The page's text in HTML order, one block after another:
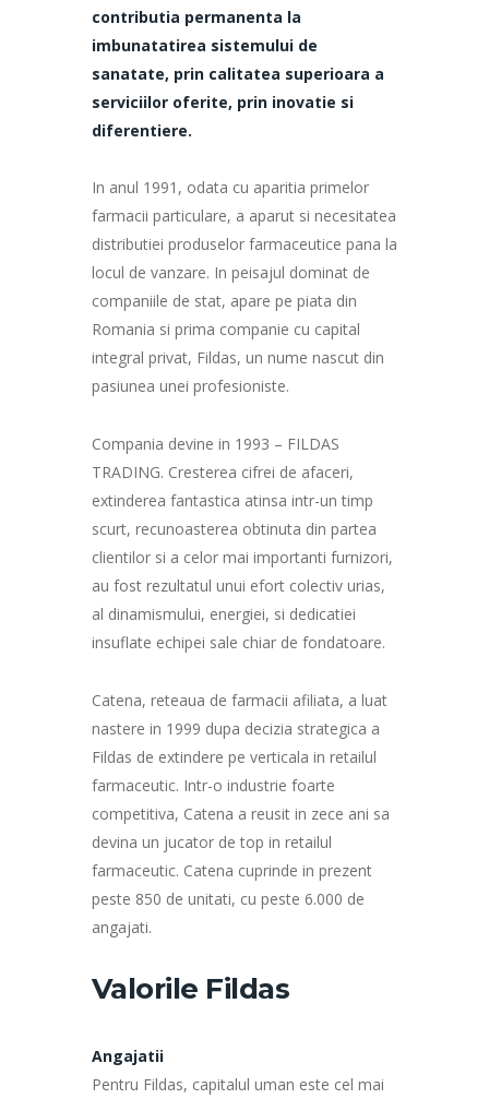
contributia permanenta la
imbunatatirea sistemului de
sanatate, prin calitatea superioara a
serviciilor oferite, prin inovatie si
diferentiere.
In anul 1991, odata cu aparitia primelor
farmacii particulare, a aparut si necesitatea
distributiei produselor farmaceutice pana la
locul de vanzare. In peisajul dominat de
companiile de stat, apare pe piata din
Romania si prima companie cu capital
integral privat, Fildas, un nume nascut din
pasiunea unei profesioniste.
Compania devine in 1993 – FILDAS
TRADING. Cresterea cifrei de afaceri,
extinderea fantastica atinsa intr-un timp
scurt, recunoasterea obtinuta din partea
clientilor si a celor mai importanti furnizori,
au fost rezultatul unui efort colectiv urias,
al dinamismului, energiei, si dedicatiei
insuflate echipei sale chiar de fondatoare.
Catena, reteaua de farmacii afiliata, a luat
nastere in 1999 dupa decizia strategica a
Fildas de extindere pe verticala in retailul
farmaceutic. Intr-o industrie foarte
competitiva, Catena a reusit in zece ani sa
devina un jucator de top in retailul
farmaceutic. Catena cuprinde in prezent
peste 850 de unitati, cu peste 6.000 de
angajati.
Valorile Fildas
Angajatii
Pentru Fildas, capitalul uman este cel mai